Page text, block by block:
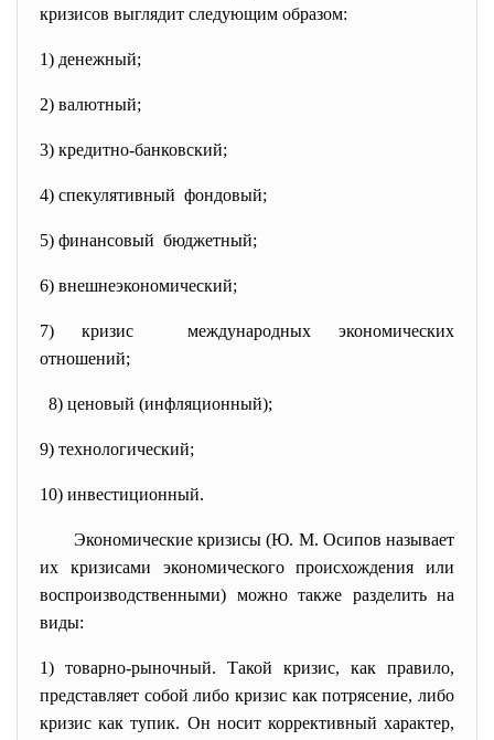
кризисов выглядит следующим образом:
1) денежный;
2) валютный;
3) кредитно-банковский;
4) спекулятивный фондовый;
5) финансовый бюджетный;
6) внешнеэкономический;
7) кризис международных экономических
отношений;
8) ценовый (инфляционный);
9) технологический;
10) инвестиционный.
Экономические кризисы (Ю. М. Осипов называет
их кризисами экономического происхождения или
воспроизводственными) можно также разделить на
виды:
1) товарно-рыночный. Такой кризис, как правило,
представляет собой либо кризис как потрясение, либо
кризис как тупик. Он носит коррективный характер,